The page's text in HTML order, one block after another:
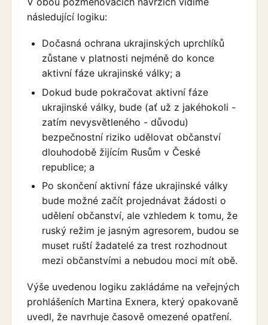
následující logiku:
Dočasná ochrana ukrajinských uprchlíků
zůstane v platnosti nejméně do konce
aktivní fáze ukrajinské války; a
Dokud bude pokračovat aktivní fáze
ukrajinské války, bude (ať už z jakéhokoli -
zatím nevysvětleného - důvodu)
bezpečnostní riziko udělovat občanství
dlouhodobě žijícím Rusům v České
republice; a
Po skončení aktivní fáze ukrajinské války
bude možné začít projednávat žádosti o
udělení občanství, ale vzhledem k tomu, že
ruský režim je jasným agresorem, budou se
muset ruští žadatelé za trest rozhodnout
mezi občanstvími a nebudou moci mít obě.
Výše uvedenou logiku zakládáme na veřejných
prohlášeních Martina Exnera, který opakovaně
uvedl, že navrhuje časově omezené opatření.